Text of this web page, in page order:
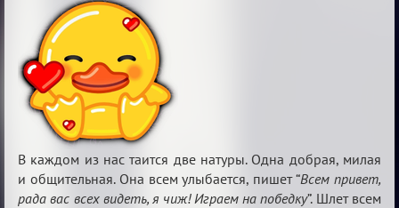
В каждом из нас таится две натуры. Одна добрая, милая
и общительная. Она всем улыбается, пишет “Всем привет,
рада вас всех видеть, я чиж! Играем на победку”. Шлет всем